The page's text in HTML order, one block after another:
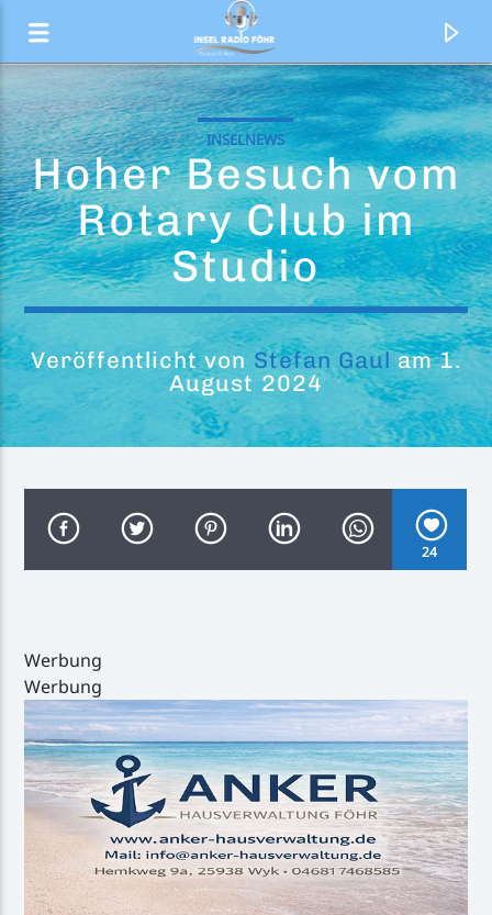
Aktueller Titel
Iconic
Handystream
INSELNEWS
Hoher Besuch vom
Rotary Club im
Studio
Veröffentlicht von Stefan Gaulam 1.
August 2024
24
Werbung
Werbung